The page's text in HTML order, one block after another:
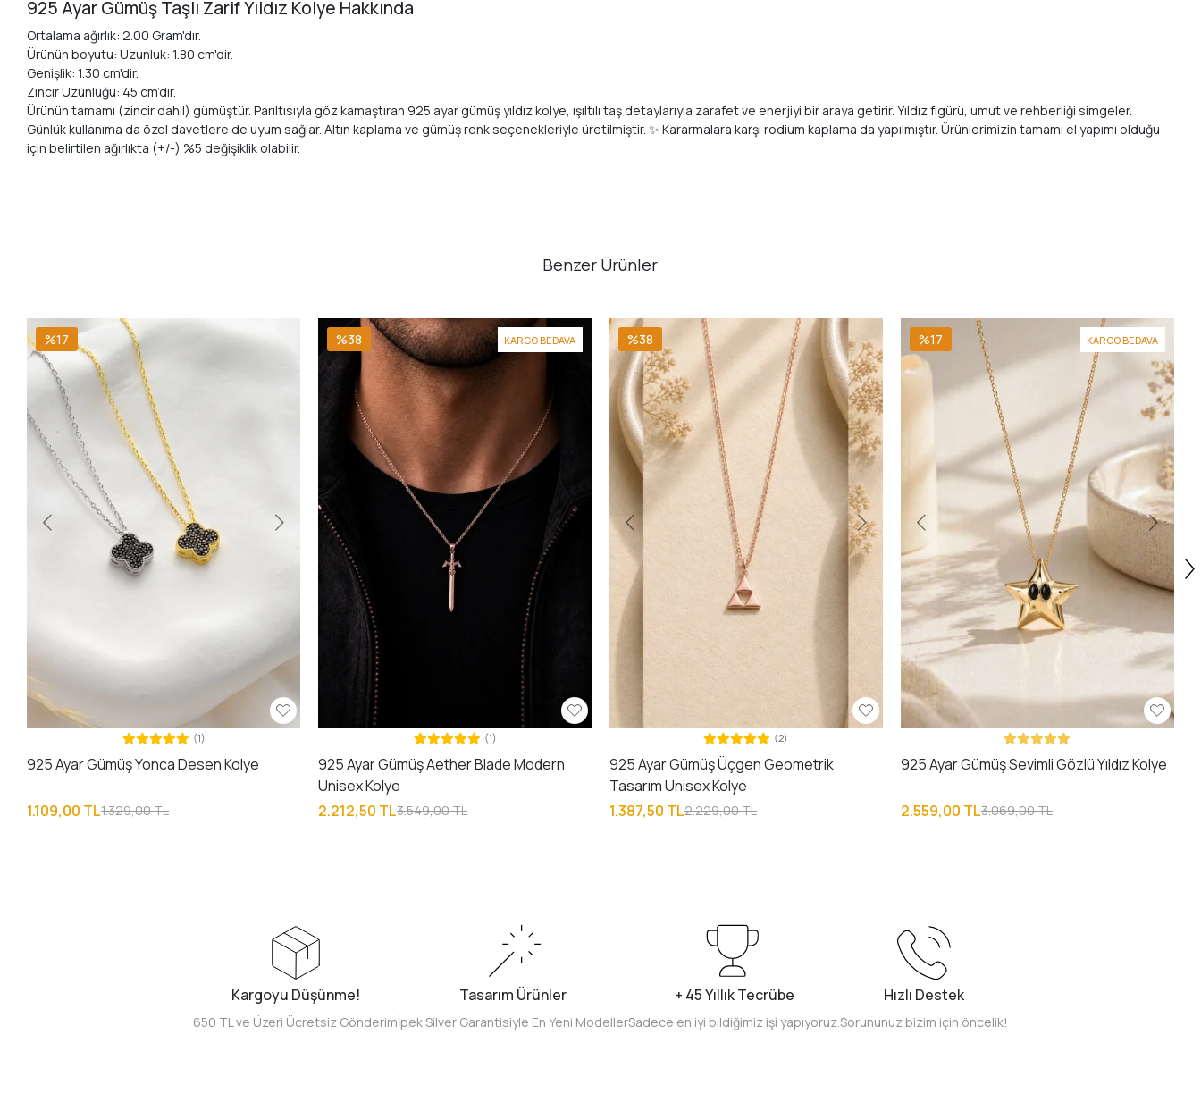
925 Ayar Gümüş Taşlı Zarif Yıldız Kolye Hakkında
Ortalama ağırlık: 2.00 Gram'dır.
Ürünün boyutu: Uzunluk: 1.80 cm'dir.
Genişlik: 1.30 cm'dir.
Zincir Uzunluğu: 45 cm’dir.
Ürünün tamamı (zincir dahil) gümüştür. Parıltısıyla göz kamaştıran 925 ayar gümüş yıldız kolye, ışıltılı taş detaylarıyla zarafet ve enerjiyi bir araya getirir. Yıldız figürü, umut ve rehberliği simgeler.
Günlük kullanıma da özel davetlere de uyum sağlar. Altın kaplama ve gümüş renk seçenekleriyle üretilmiştir. ✨ Kararmalara karşı rodium kaplama da yapılmıştır. Ürünlerimizin tamamı el yapımı olduğu
için belirtilen ağırlıkta (+/-) %5 değişiklik olabilir.
Benzer Ürünler
%17
(1)
925 Ayar Gümüş Yonca Desen Kolye
1.109,00 TL1.329,00 TL
KARGO BEDAVA
%38
(1)
925 Ayar Gümüş Aether Blade Modern
Unisex Kolye
2.212,50 TL3.549,00 TL
%38
(2)
925 Ayar Gümüş Üçgen Geometrik
Tasarım Unisex Kolye
1.387,50 TL2.229,00 TL
KARGO BEDAVA
%17
925 Ayar Gümüş Sevimli Gözlü Yıldız Kolye
2.559,00 TL3.069,00 TL
Kargoyu Düşünme!
650 TL ve Üzeri Ücretsiz Gönderim
Tasarım Ürünler
İpek Silver Garantisiyle En Yeni Modeller
+ 45 Yıllık Tecrübe
Sadece en iyi bildiğimiz işi yapıyoruz.
Hızlı Destek
Sorununuz bizim için öncelik!